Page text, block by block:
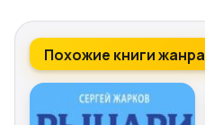
Похожие книги жанра